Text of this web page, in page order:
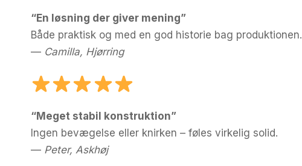
“En løsning der giver mening”
Både praktisk og med en god historie bag produktionen.
— Camilla, Hjørring
“Meget stabil konstruktion”
Ingen bevægelse eller knirken – føles virkelig solid.
— Peter, Askhøj